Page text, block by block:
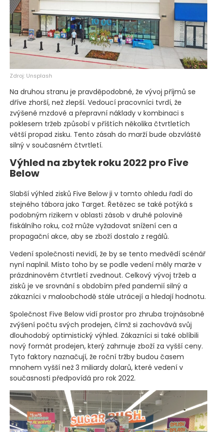
Zdroj: Unsplash
Na druhou stranu je pravděpodobné, že vývoj příjmů se
dříve zhorší, než zlepší. Vedoucí pracovníci tvrdí, že
zvýšené mzdové a přepravní náklady v kombinaci s
poklesem tržeb způsobí v příštích několika čtvrtletích
větší propad zisku. Tento zásah do marží bude obzvláště
silný v současném čtvrtletí.
Výhled na zbytek roku 2022 pro Five
Below
Slabší výhled zisků Five Below ji v tomto ohledu řadí do
stejného tábora jako Target. Řetězec se také potýká s
podobným rizikem v oblasti zásob v druhé polovině
fiskálního roku, což může vyžadovat snížení cen a
propagační akce, aby se zboží dostalo z regálů.
Vedení společnosti nevidí, že by se tento medvědí scénář
nyní naplnil. Místo toho by se podle vedení měly marže v
prázdninovém čtvrtletí zvednout. Celkový vývoj tržeb a
zisků je ve srovnání s obdobím před pandemií silný a
zákazníci v maloobchodě stále utrácejí a hledají hodnotu.
Společnost Five Below vidí prostor pro zhruba trojnásobné
zvýšení počtu svých prodejen, čímž si zachovává svůj
dlouhodobý optimistický výhled. Zákazníci si také oblíbili
nový formát prodejen, který zahrnuje zboží za vyšší ceny.
Tyto faktory naznačují, že roční tržby budou časem
mnohem vyšší než 3 miliardy dolarů, které vedení v
současnosti předpovídá pro rok 2022.